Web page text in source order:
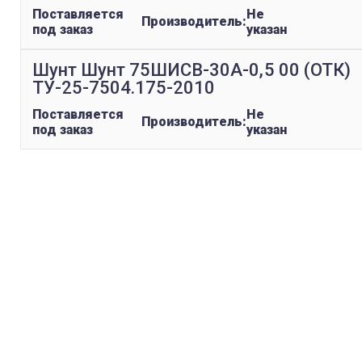
Поставляется
под заказ
Производитель:Не
указан
Шунт Шунт 75ШИСВ-30А-0,5 00 (ОТК)
ТУ-25-7504.175-2010
Поставляется
под заказ
Производитель:Не
указан